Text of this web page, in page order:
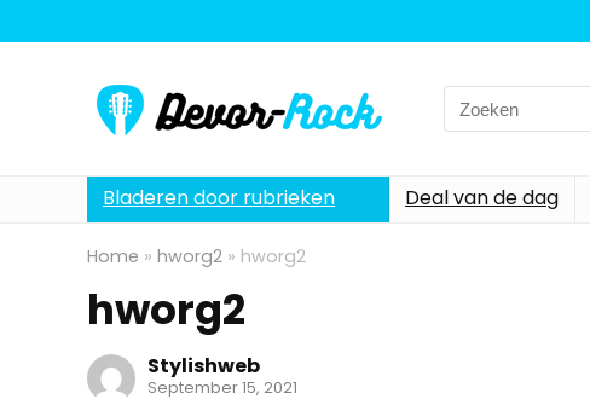
Search
for:
Bladeren door rubrieken Deal van de dag
Home » hworg2 » hworg2
hworg2
Stylishweb
September 15, 2021